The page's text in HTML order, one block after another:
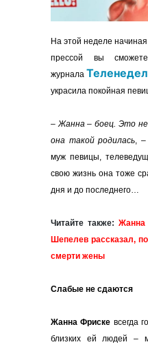
На этой неделе начиная
прессой вы
журнала
украсила покойная
– Жанна – боец. Это
она такой родилась, –
муж певицы,
свою жизнь она тоже
дня и до последнего…
Читайте также: Жанна
Шепелев рассказал,
смерти жены
Слабые не сдаются
Жанна Фриске всегда
близких ей людей –